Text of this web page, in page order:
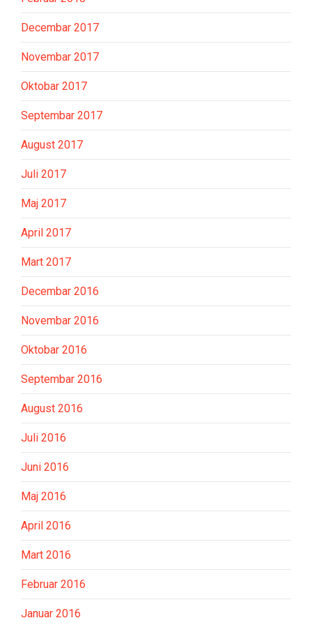
Decembar 2017
Novembar 2017
Oktobar 2017
Septembar 2017
August 2017
Juli 2017
Maj 2017
April 2017
Mart 2017
Decembar 2016
Novembar 2016
Oktobar 2016
Septembar 2016
August 2016
Juli 2016
Juni 2016
Maj 2016
April 2016
Mart 2016
Februar 2016
Januar 2016